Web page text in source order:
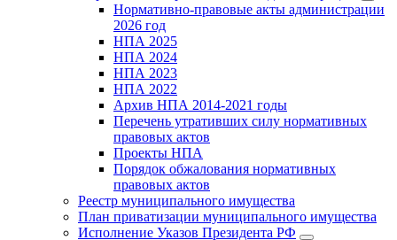
Нормативно-правовые акты администрации
2026 год
НПА 2025
НПА 2024
НПА 2023
НПА 2022
Архив НПА 2014-2021 годы
Перечень утративших силу нормативных
правовых актов
Проекты НПА
Порядок обжалования нормативных
правовых актов
Реестр муниципального имущества
План приватизации муниципального имущества
Исполнение Указов Президента РФ